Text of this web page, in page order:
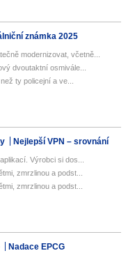
známka 2025
modernizovat, včetně...
dvoutaktní osmivále...
ty policejní a ve...
Nejlepší VPN – srovnání
Výrobci si dos...
zmrzlinou a podst...
zmrzlinou a podst...
Nadace EPCG